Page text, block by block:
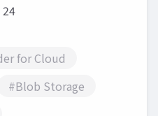
24
for Cloud
#Blob Storage